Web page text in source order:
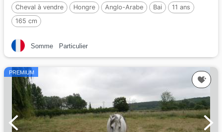
Cheval à vendre Hongre Anglo-Arabe Bai
11 ans
165 cm
Somme Particulier
PREMIUM